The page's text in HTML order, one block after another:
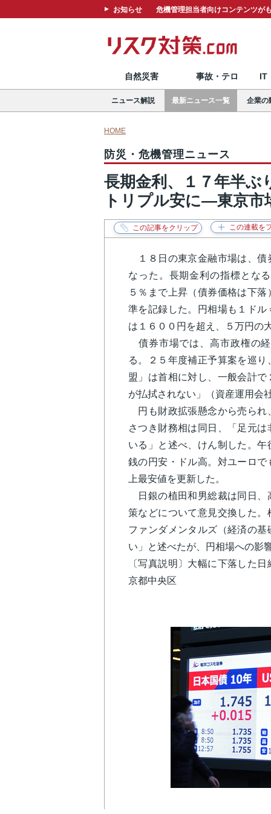
お知らせ 危機管理担当者向けコンテンツが
自然災害 事故・テロ IT
ニュース解説 最新ニュース一覧 企業の
HOME
防災・危機管理ニュース
長期金利、１７年半ぶ
トリプル安に―東京市
１８日の東京金融市場は、債
なった。長期金利の指標とな
５％まで上昇（債券価格は下
準を記録した。円相場も１ド
は１６００円を超え、５万円の
債券市場では、高市政権の
る。２５年度補正予算案を巡
盟」は首相に対し、一般会計
が払拭されない」（資産運用会
円も財政拡張懸念から売られ
さつき財務相は同日、「足元
いる」と述べ、けん制した。
銭の円安・ドル高。対ユーロ
上最安値を更新した。
日銀の植田和男総裁は同日、
策などについて意見交換した
ファンダメンタルズ（経済の
い」と述べたが、円相場への影
〔写真説明〕大幅に下落した
京都中央区